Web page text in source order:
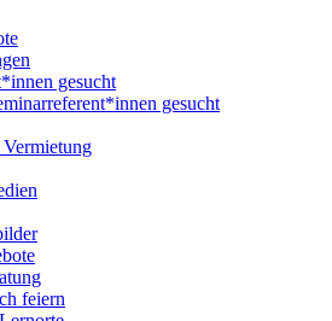
gesucht
gesucht
feiern